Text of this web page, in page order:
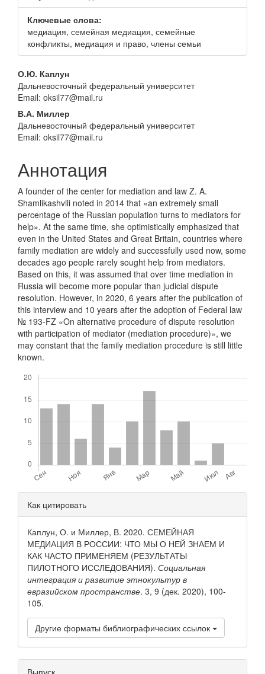
Ключевые слова:
медиация, семейная медиация, семейные
конфликты, медиация и право, члены семьи
Основное
содержание
статьи
О.Ю. Каплун
Дальневосточный федеральный университет
Email: oksil77@mail.ru
В.А. Миллер
Дальневосточный федеральный университет
Email: oksil77@mail.ru
Аннотация
A founder of the center for mediation and law Z. A.
Shamlikashvili noted in 2014 that «an extremely small
percentage of the Russian population turns to mediators for
help». At the same time, she optimistically emphasized that
even in the United States and Great Britain, countries where
family mediation are widely and successfully used now, some
decades ago people rarely sought help from mediators.
Based on this, it was assumed that over time mediation in
Russia will become more popular than judicial dispute
resolution. However, in 2020, 6 years after the publication of
this interview and 10 years after the adoption of Federal law
№ 193-FZ «On alternative procedure of dispute resolution
with participation of mediator (mediation procedure)», we
may constant that the family mediation procedure is still little
known.
Детали
статьи
Как цитировать
Каплун, О. и Миллер, В. 2020. СЕМЕЙНАЯ
МЕДИАЦИЯ В РОССИИ: ЧТО МЫ О НЕЙ ЗНАЕМ И
КАК ЧАСТО ПРИМЕНЯЕМ (РЕЗУЛЬТАТЫ
ПИЛОТНОГО ИССЛЕДОВАНИЯ). Социальная
интеграция и развитие этнокультур в
евразийском пространстве. 3, 9 (дек. 2020), 100-
105.
Другие форматы библиографических ссылок